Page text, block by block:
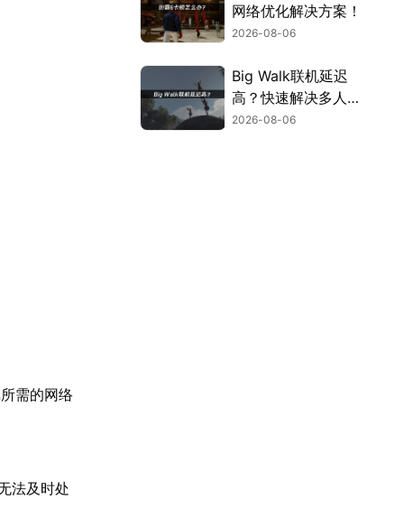
需的网络
法及时处
网络优化解决方案！
2026-08-06
Big Walk联机延迟
高？快速解决多人联
机卡顿问题！
2026-08-06